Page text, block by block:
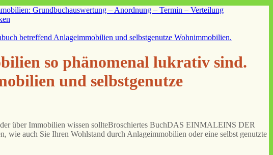
so phänomenal lukrativ sind.
und selbstgenutze
über Immobilien wissen sollteBroschiertes BuchDAS EINMALEINS DER
auch Sie Ihren Wohlstand durch Anlageimmobilien oder eine selbst genutzte